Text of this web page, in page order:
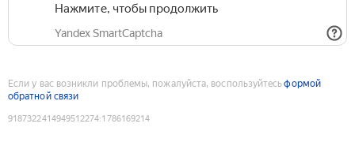
Нажмите, чтобы продолжить
Yandex SmartCaptcha
Если у вас возникли проблемы, пожалуйста, воспользуйтесьформой
обратной связи
9187322414949512274:1786169214